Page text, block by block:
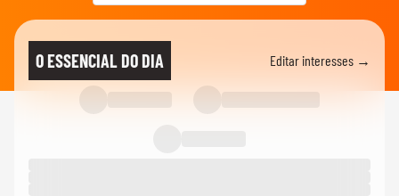
O ESSENCIAL DO DIA Editar interesses →